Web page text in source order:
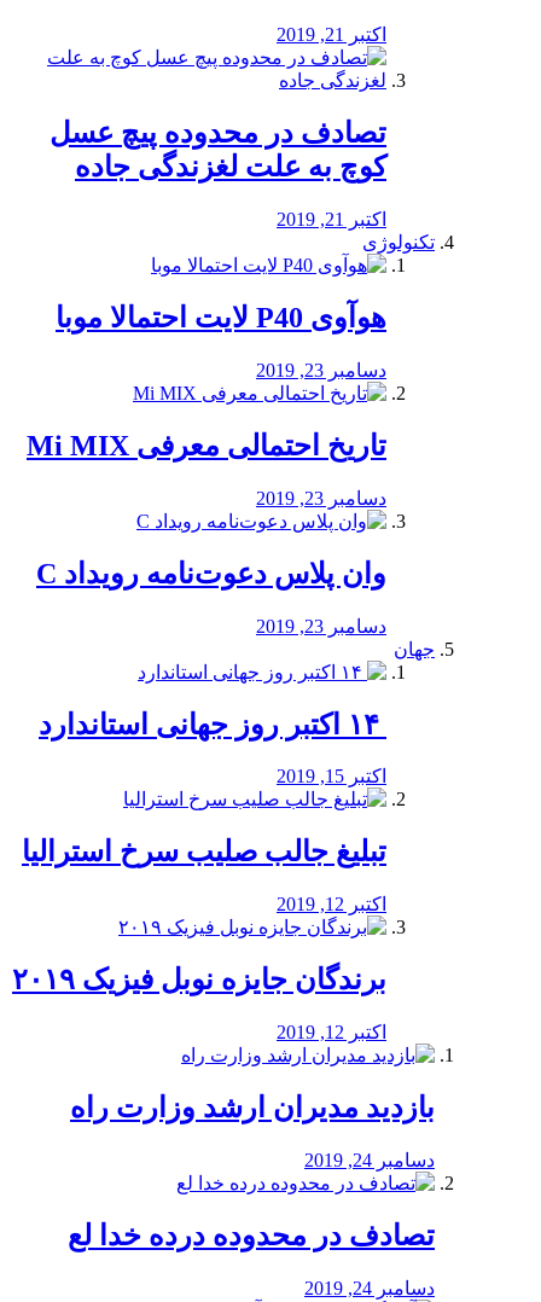
اکتبر 21, 2019
تصادف در محدوده پیچ عسل
کوچ به علت لغزندگی جاده
اکتبر 21, 2019
تکنولوژی
هوآوی P40 لایت احتمالا موبا
دسامبر 23, 2019
تاریخ احتمالی معرفی Mi MIX
دسامبر 23, 2019
وان پلاس دعوت‌نامه رویداد C
دسامبر 23, 2019
جهان
اکتبر 15, 2019
تبلیغ جالب صلیب سرخ استرالیا
اکتبر 12, 2019
برندگان جایزه نوبل فیزیک ۲۰۱۹
اکتبر 12, 2019
بازدید مدیران ارشد وزارت راه
دسامبر 24, 2019
تصادف در محدوده درده خدا لع
دسامبر 24, 2019